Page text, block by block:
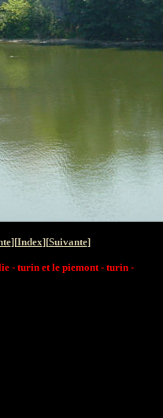
][Index][Suivante]
- turin et le piemont - turin -